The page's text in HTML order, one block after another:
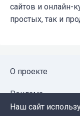
сайтов и онлайн-
простых, так и
О проекте
Реклама
Наш сайт